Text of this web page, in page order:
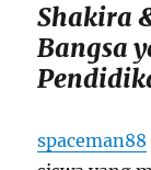
Shakira
Bangsa
spaceman88